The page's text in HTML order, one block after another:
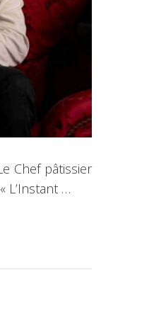
Chef pâtissier
L’Instant …